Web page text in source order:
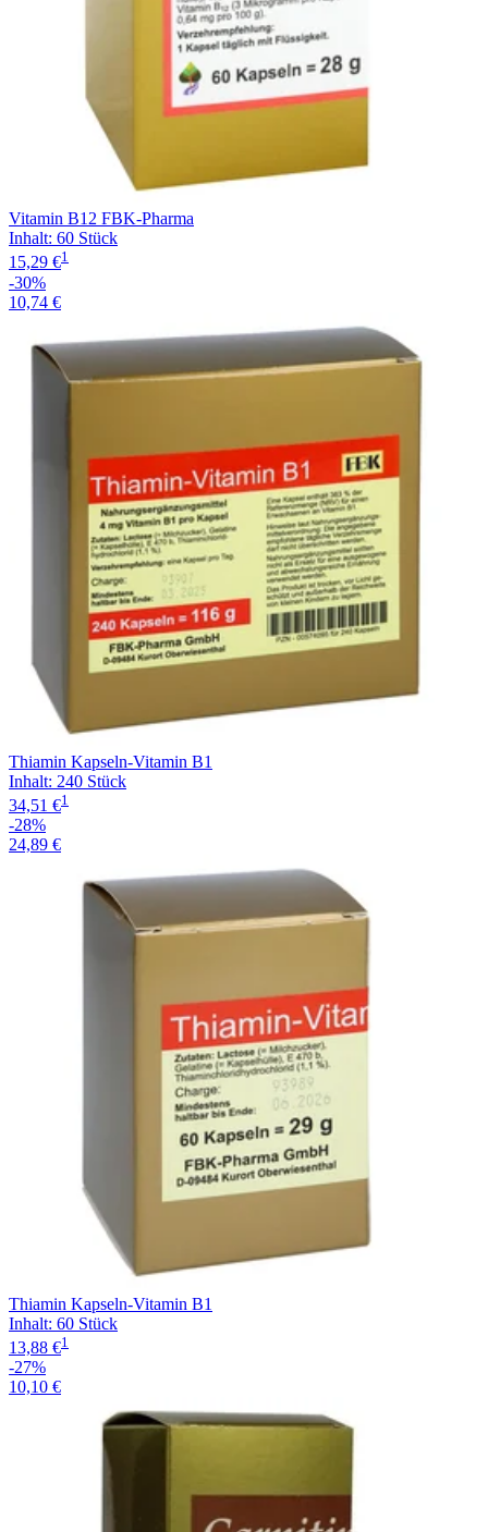
Vitamin B12 FBK-Pharma
Inhalt: 60 Stück
15,29 €1
-30%
10,74 €
Thiamin Kapseln-Vitamin B1
Inhalt: 240 Stück
34,51 €1
-28%
24,89 €
Thiamin Kapseln-Vitamin B1
Inhalt: 60 Stück
13,88 €1
-27%
10,10 €